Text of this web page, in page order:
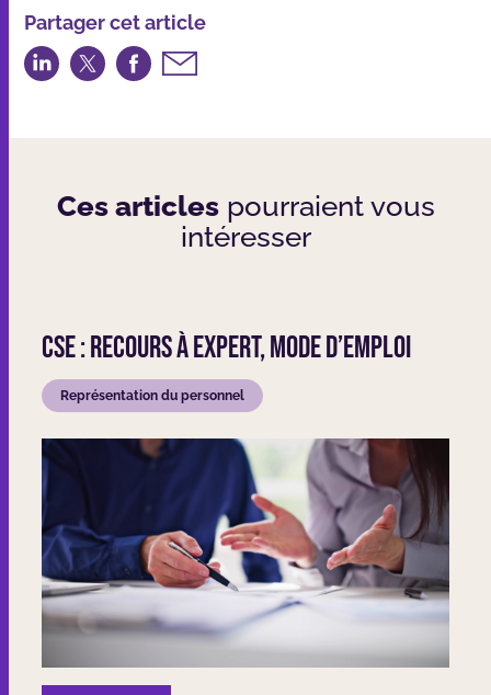
Partager cet article
Partager
sur
Partager
sur
Partager
sur
par
Ces articlespourraient vous
intéresser
CSE : Recours à expert, mode d’emploi
Représentation du personnel